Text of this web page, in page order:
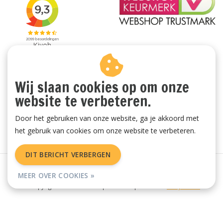
Algemene voorwaarden | Privacy Policy
Wij slaan cookies op om onze
website te verbeteren.
Door het gebruiken van onze website, ga je akkoord met
het gebruik van cookies om onze website te verbeteren.
DIT BERICHT VERBERGEN
MEER OVER COOKIES »